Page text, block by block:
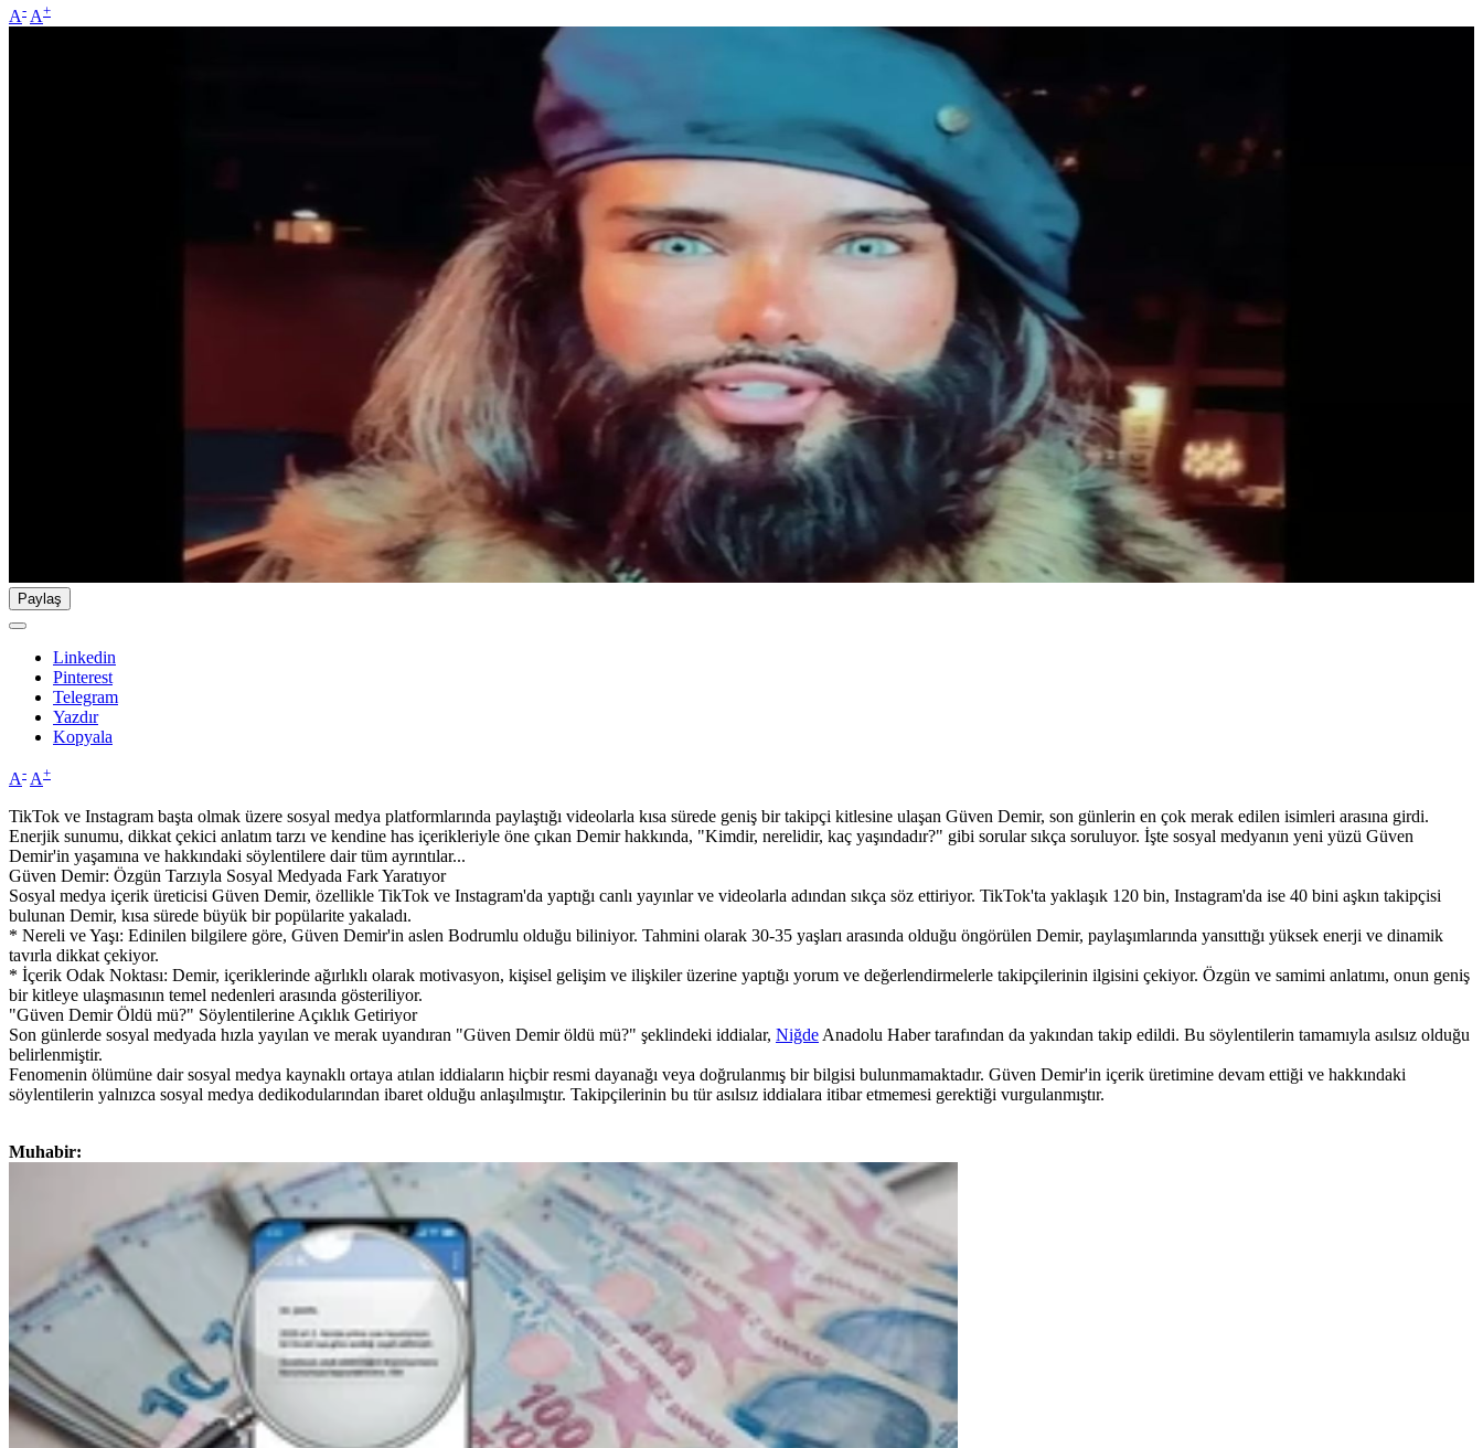
A- A+
Paylaş
Linkedin
Pinterest
Telegram
Yazdır
Kopyala
A- A+
TikTok ve Instagram başta olmak üzere sosyal medya platformlarında paylaştığı videolarla kısa sürede geniş bir takipçi kitlesine ulaşan Güven Demir, son günlerin en çok merak edilen isimleri arasına girdi.
Enerjik sunumu, dikkat çekici anlatım tarzı ve kendine has içerikleriyle öne çıkan Demir hakkında, "Kimdir, nerelidir, kaç yaşındadır?" gibi sorular sıkça soruluyor. İşte sosyal medyanın yeni yüzü Güven
Demir'in yaşamına ve hakkındaki söylentilere dair tüm ayrıntılar...
Güven Demir: Özgün Tarzıyla Sosyal Medyada Fark Yaratıyor
Sosyal medya içerik üreticisi Güven Demir, özellikle TikTok ve Instagram'da yaptığı canlı yayınlar ve videolarla adından sıkça söz ettiriyor. TikTok'ta yaklaşık 120 bin, Instagram'da ise 40 bini aşkın takipçisi
bulunan Demir, kısa sürede büyük bir popülarite yakaladı.
* Nereli ve Yaşı: Edinilen bilgilere göre, Güven Demir'in aslen Bodrumlu olduğu biliniyor. Tahmini olarak 30-35 yaşları arasında olduğu öngörülen Demir, paylaşımlarında yansıttığı yüksek enerji ve dinamik
tavırla dikkat çekiyor.
* İçerik Odak Noktası: Demir, içeriklerinde ağırlıklı olarak motivasyon, kişisel gelişim ve ilişkiler üzerine yaptığı yorum ve değerlendirmelerle takipçilerinin ilgisini çekiyor. Özgün ve samimi anlatımı, onun geniş
bir kitleye ulaşmasının temel nedenleri arasında gösteriliyor.
"Güven Demir Öldü mü?" Söylentilerine Açıklık Getiriyor
Son günlerde sosyal medyada hızla yayılan ve merak uyandıran "Güven Demir öldü mü?" şeklindeki iddialar, NiğdeAnadolu Haber tarafından da yakından takip edildi. Bu söylentilerin tamamıyla asılsız olduğu
belirlenmiştir.
Fenomenin ölümüne dair sosyal medya kaynaklı ortaya atılan iddiaların hiçbir resmi dayanağı veya doğrulanmış bir bilgisi bulunmamaktadır. Güven Demir'in içerik üretimine devam ettiği ve hakkındaki
söylentilerin yalnızca sosyal medya dedikodularından ibaret olduğu anlaşılmıştır. Takipçilerinin bu tür asılsız iddialara itibar etmemesi gerektiği vurgulanmıştır.
Muhabir: